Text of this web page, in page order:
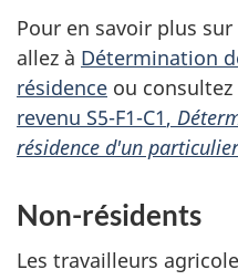
Pour en savoir plus
allez à Détermination
résidence ou consultez
revenu S5-F1-C1,
résidence d'un particulier
Non-résidents
Les travailleurs